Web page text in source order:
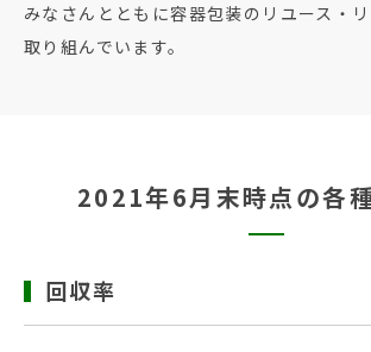
みなさんとともに容器包装のリユース・
取り組んでいます。
2021年6月末時点の各
回収率